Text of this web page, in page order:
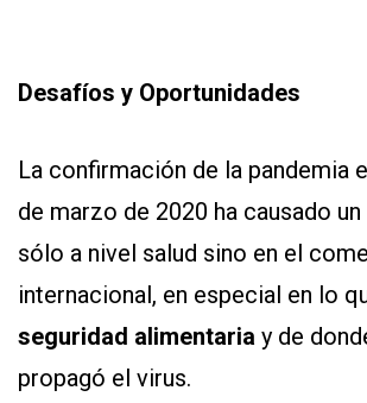
Desafíos y Oportunidades
La confirmación de la pandemia
de marzo de 2020 ha causado
sólo a nivel salud sino en el
internacional, en especial en lo
seguridad alimentaria y de
propagó el virus.